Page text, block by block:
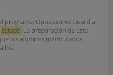
programa: Oposiciones Guardia
Estado La preparación de esta
los alumnos matriculados
los...